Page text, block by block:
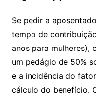
Se pedir a
tempo de
anos para mulheres),
um pedágio de 50%
e a incidência do
cálculo do benefício.